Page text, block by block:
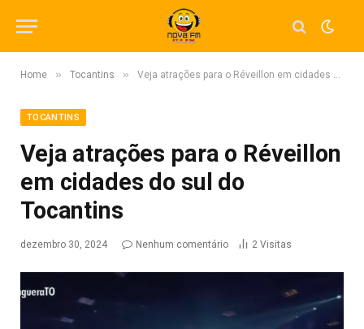
Home » Tocantins » Veja atrações para o Réveillon em cidades do sul do Tocantins
TOCANTINS
Veja atrações para o Réveillon
em cidades do sul do
Tocantins
dezembro 30, 2024 Nenhum comentário 2 Visitas